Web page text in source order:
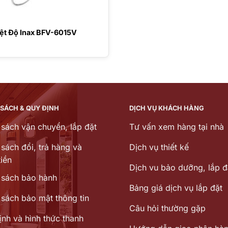
Độ Inax BFV-6015V
& QUY ĐỊNH
vận chuyển, lắp đặt
đổi, trả hàng và
bảo hành
bảo mật thông tin
và hình thức thanh
DỊCH VỤ KHÁCH HÀNG
Tư vấn xem hàng tại nhà
Dịch vụ thiết kế
Dịch vu bảo dưỡng, lắp
Bảng giá dịch vụ lắp đặt
Câu hỏi thường gặp